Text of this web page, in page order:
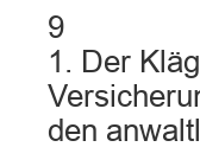
9
1. Der
den